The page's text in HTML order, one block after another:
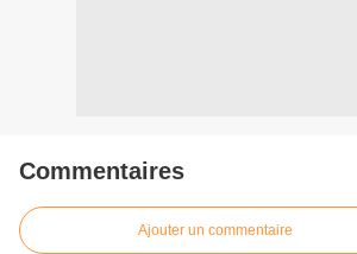
Commentaires
Ajouter un commentaire